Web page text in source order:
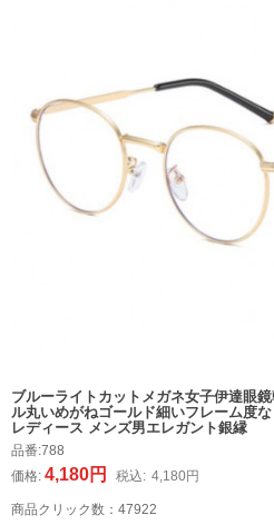
ブルーライトカットメガネ女子伊達眼
ル丸いめがねゴールド細いフレーム度
レディース メンズ男エレガント銀縁
品番:788
価格: 4,180円 税込: 4,180円
商品クリック数： 47922